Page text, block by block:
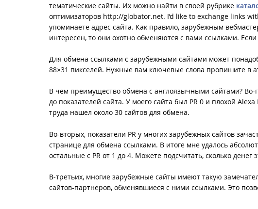
тематические сайты. Их можно найти в своей рубрике
оптимизаторов http://globator.net. I’d like to exchange links
упоминаете адрес сайта. Как правило, зарубежным
интересен, то они охотно обменяются с вами ссылками.
Для обмена ссылками с зарубежными сайтами может
88×31 пикселей. Нужные вам ключевые слова пропишите в
В чем преимущество обмена с англоязычными сайтами?
до показателей сайта. У моего сайта был PR 0 и плохой
труда нашел около 30 сайтов для обмена.
Во-вторых, показатели PR у многих зарубежных сайтов
странице для обмена ссылками. В итоге мне удалось
остальные с PR от 1 до 4. Можете подсчитать, сколько
В-третьих, многие зарубежные сайты имеют такую
сайтов-партнеров, обменявшиеся с ними ссылками. Это